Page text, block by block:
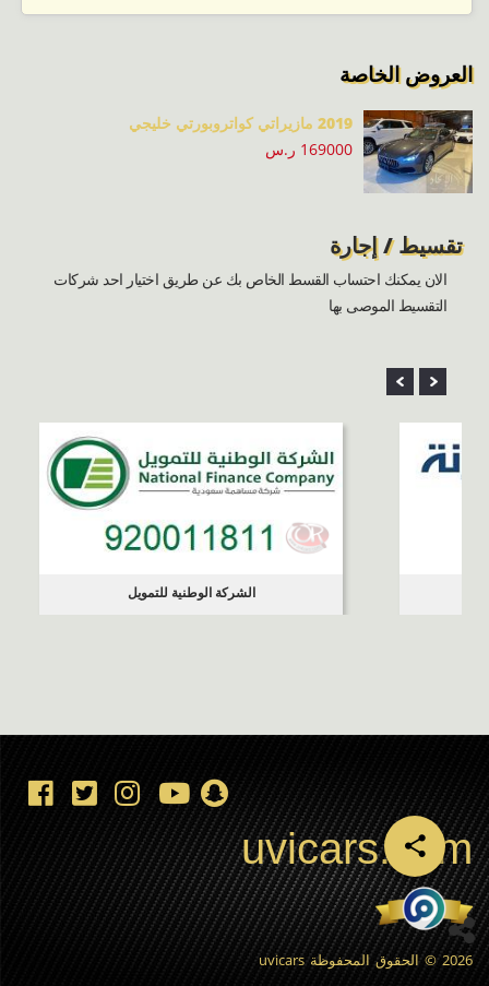
العروض الخاصة
2019 مازيراتي كواتروبورتي خليجي
169000 ر.س
تقسيط / إجارة
الان يمكنك احتساب القسط الخاص بك عن طريق اختيار احد شركات
التقسيط الموصى بها
الشركة الوطنية للتمويل
uvicars.com
2026 © الحقوق المحفوظة uvicars